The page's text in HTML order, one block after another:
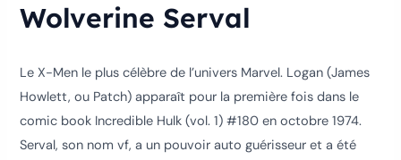
Wolverine Serval
Le X-Men le plus célèbre de l’univers Marvel. Logan (James
Howlett, ou Patch) apparaît pour la première fois dans le
comic book Incredible Hulk (vol. 1) #180 en octobre 1974.
Serval, son nom vf, a un pouvoir auto guérisseur et a été